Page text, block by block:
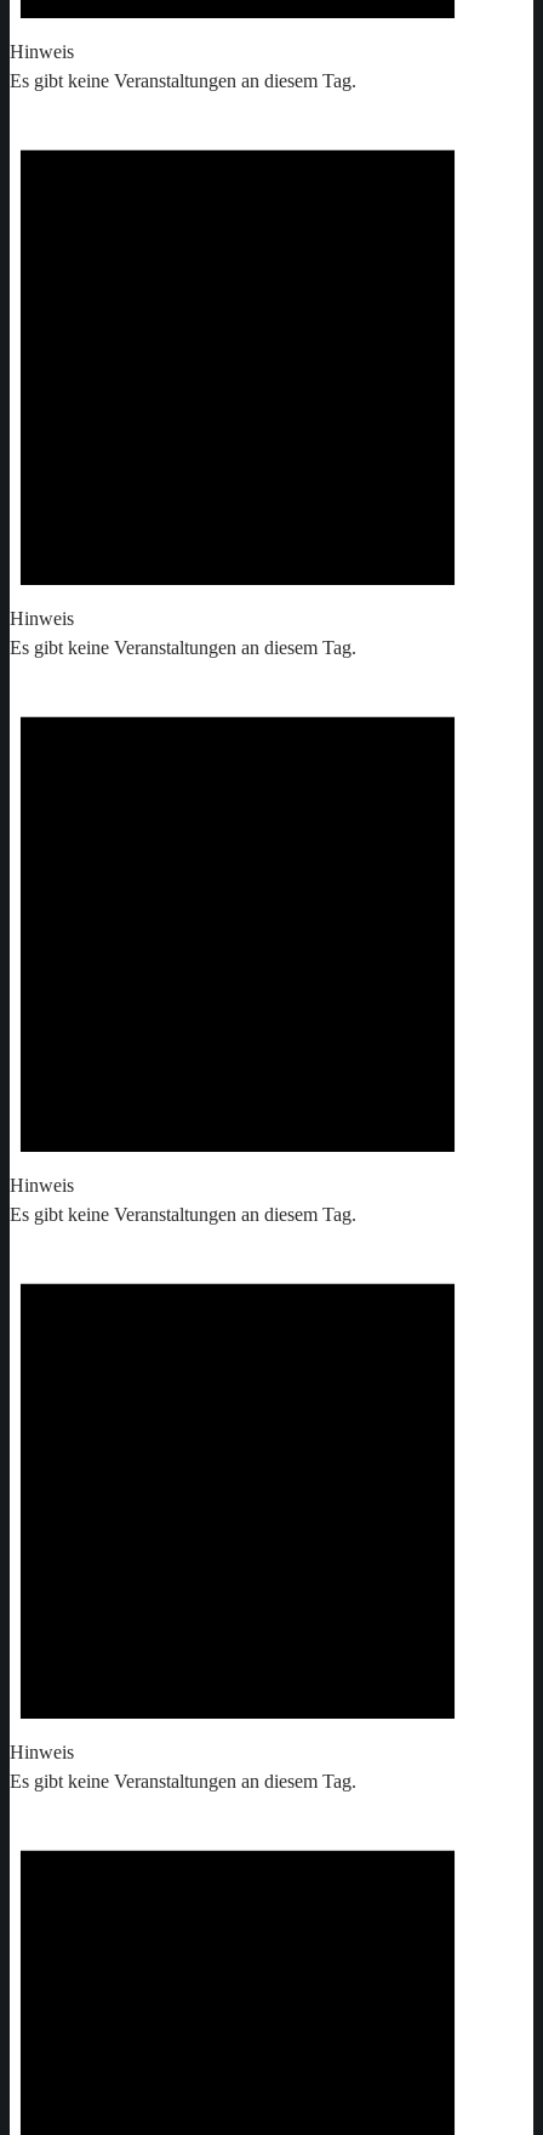
Hinweis
Es gibt keine Veranstaltungen an diesem Tag.
Hinweis
Es gibt keine Veranstaltungen an diesem Tag.
Hinweis
Es gibt keine Veranstaltungen an diesem Tag.
Hinweis
Es gibt keine Veranstaltungen an diesem Tag.